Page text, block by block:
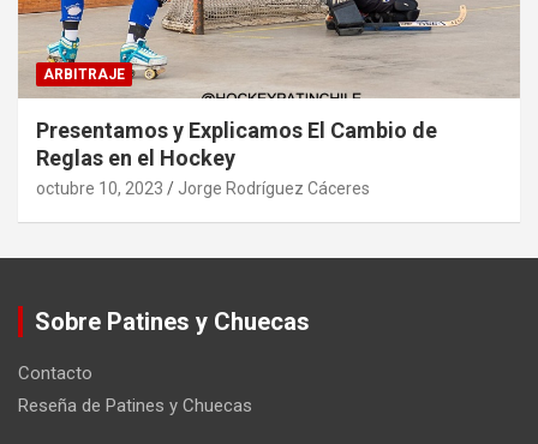
ARBITRAJE
Presentamos y Explicamos El Cambio de
Reglas en el Hockey
octubre 10, 2023 Jorge Rodríguez Cáceres
Sobre Patines y Chuecas
Contacto
Reseña de Patines y Chuecas